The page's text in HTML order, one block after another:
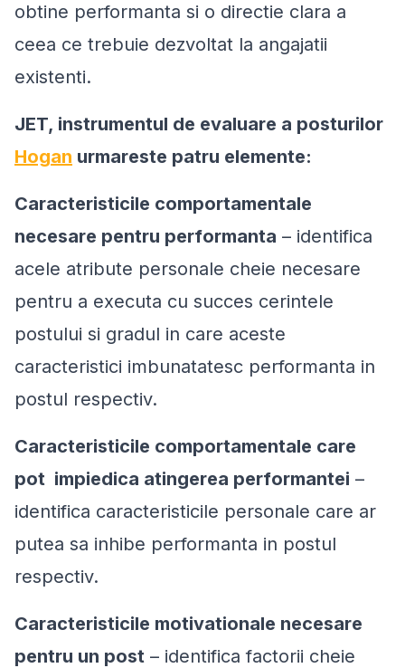
obtine performanta si o directie clara a
ceea ce trebuie dezvoltat la angajatii
existenti.
JET, instrumentul de evaluare a posturilor
Hogan urmareste patru elemente:
Caracteristicile comportamentale
necesare pentru performanta – identifica
acele atribute personale cheie necesare
pentru a executa cu succes cerintele
postului si gradul in care aceste
caracteristici imbunatatesc performanta in
postul respectiv.
Caracteristicile comportamentale care
pot impiedica atingerea performantei –
identifica caracteristicile personale care ar
putea sa inhibe performanta in postul
respectiv.
Caracteristicile motivationale necesare
pentru un post – identifica factorii cheie